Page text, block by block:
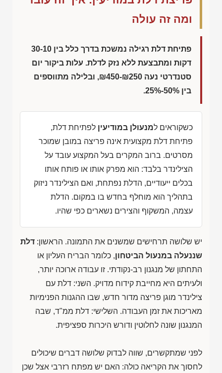
ומה זה עולה
פתיחת דלת רגילה נמשכת בדרך כלל בין 30-10
דקות ומתבצעת ללא נזק לדלת. עלות ביקור יום
סטנדרטי נעה ₪450-₪250, ובלילה מתווספים
בין 50%-25%.
כשקוראים למנעולן במודיעין לפתיחת דלת,
פתיחת דלת מקצועית אינה פריצה במובן שמוכר
מסרטים. ברוב המקרים בעל המקצוע עובד על
הצילינדר בלבד: הוא מפרק אותו או פותח אותו
בכלים ייעודיים, הדלת נפתחת, ואם הצילינדר ניזוק
בתהליך הוא מוחלף בחדש בו במקום. הדלת
עצמה, המשקוף והצירים נשארים כפי שהיו.
יש שלושה תרחישים שמשנים את התמונה. הראשון: דלת
שננעלה במנעול הביטחון, כלומר הבריח העליון או
התחתון של מנגנון רב-נקודתי. זו עבודה ארוכה יותר,
ולעיתים היא מחייבת קידוח מדויק. השני: דלת עם
צילינדר מוגן פריצה מדור חדש, שבו ההגנות הפנימיות
מאריכות את זמן העבודה. השלישי: דלת ממ"ד, שבה
המנגנון שונה לחלוטין ודורש היכרות ספציפית.
לפני שמתקשרים, שווה לבדוק שלושה דברים שיכולים
לחסוך את הקריאה כולה: האם יש מפתח רזרבי אצל שכן